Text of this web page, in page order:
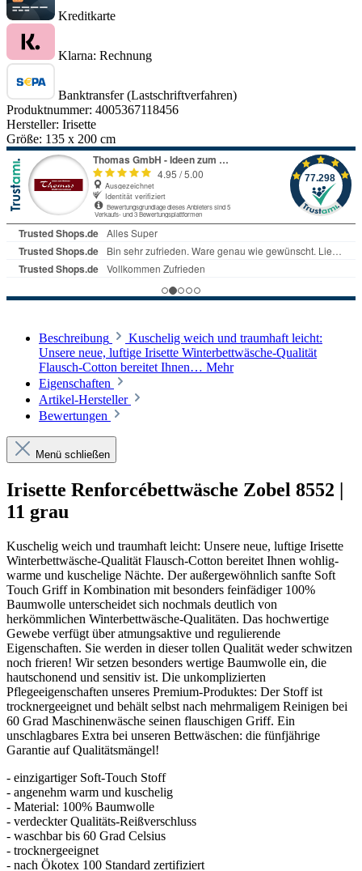
Kreditkarte
Klarna: Rechnung
Banktransfer (Lastschriftverfahren)
Produktnummer: 4005367118456
Hersteller: Irisette
Größe: 135 x 200 cm
Beschreibung
Kuschelig weich und traumhaft leicht:
Unsere neue, luftige Irisette Winterbettwäsche-Qualität
Flausch-Cotton bereitet Ihnen… Mehr
Eigenschaften
Artikel-Hersteller
Bewertungen
Menü schließen
Irisette Renforcébettwäsche Zobel 8552 |
11 grau
Kuschelig weich und traumhaft leicht: Unsere neue, luftige Irisette
Winterbettwäsche-Qualität Flausch-Cotton bereitet Ihnen wohlig-
warme und kuschelige Nächte. Der außergewöhnlich sanfte Soft
Touch Griff in Kombination mit besonders feinfädiger 100%
Baumwolle unterscheidet sich nochmals deutlich von
herkömmlichen Winterbettwäsche-Qualitäten. Das hochwertige
Gewebe verfügt über atmungsaktive und regulierende
Eigenschaften. Sie werden in dieser tollen Qualität weder schwitzen
noch frieren! Wir setzen besonders wertige Baumwolle ein, die
hautschonend und sensitiv ist. Die unkomplizierten
Pflegeeigenschaften unseres Premium-Produktes: Der Stoff ist
trocknergeeignet und behält selbst nach mehrmaligem Reinigen bei
60 Grad Maschinenwäsche seinen flauschigen Griff. Ein
unschlagbares Extra bei unseren Bettwäschen: die fünfjährige
Garantie auf Qualitätsmängel!
- einzigartiger Soft-Touch Stoff
- angenehm warm und kuschelig
- Material: 100% Baumwolle
- verdeckter Qualitäts-Reißverschluss
- waschbar bis 60 Grad Celsius
- trocknergeeignet
- nach Ökotex 100 Standard zertifiziert